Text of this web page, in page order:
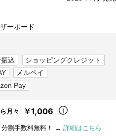
ーボード
込
ショッピングクレジット
メルペイ
Pay
月々 ￥1,006
分割手数料無料！ → 詳細はこちら